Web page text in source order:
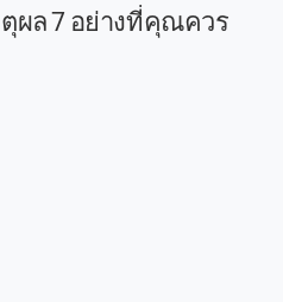
ตุผล 7 อย่างที่คุณควร